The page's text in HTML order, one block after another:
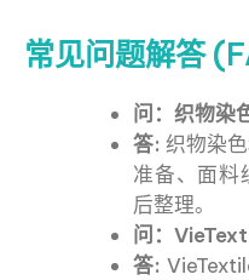
常见问题解答
问：织物染
答: 织物染
准备、面料
后整理。
问：
答: